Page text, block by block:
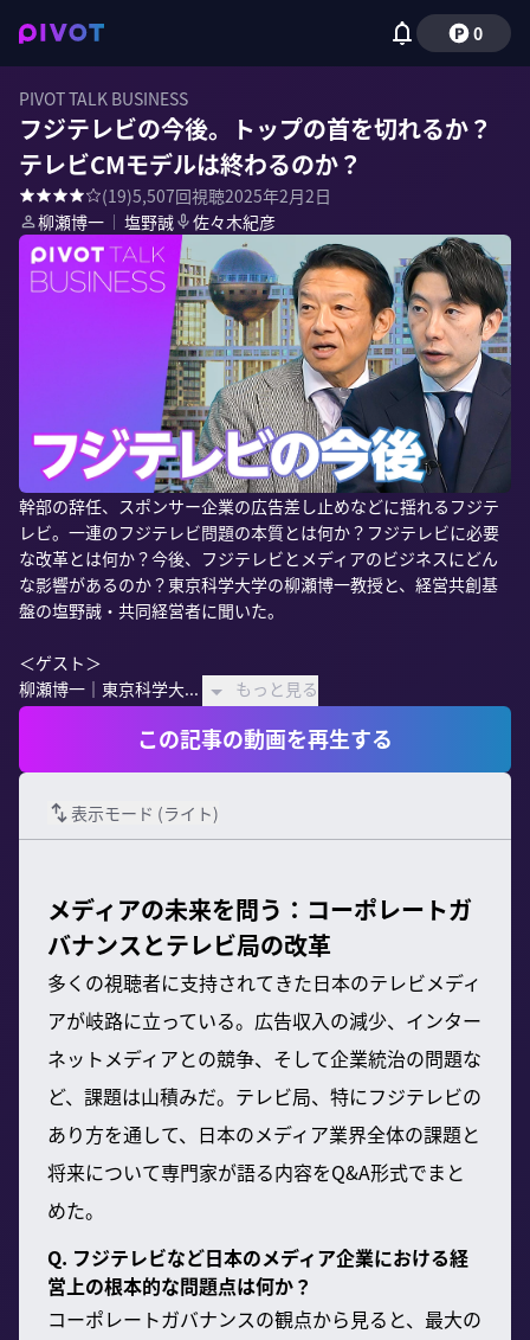
0
PIVOT TALK BUSINESS
フジテレビの今後。トップの首を切れるか？
テレビCMモデルは終わるのか？
(19)5,507回視聴2025年2月2日
柳瀬博一 ｜ 塩野誠 佐々木紀彦
幹部の辞任、スポンサー企業の広告差し止めなどに揺れるフジテ
レビ。一連のフジテレビ問題の本質とは何か？フジテレビに必要
な改革とは何か？今後、フジテレビとメディアのビジネスにどん
な影響があるのか？東京科学大学の柳瀬博一教授と、経営共創基
盤の塩野誠・共同経営者に聞いた。
＜ゲスト＞
柳瀬博一｜東京科学大...
もっと見る
この記事の動画を再生する
表示モード (ライト)
メディアの未来を問う：コーポレートガ
バナンスとテレビ局の改革
多くの視聴者に支持されてきた日本のテレビメディ
アが岐路に立っている。広告収入の減少、インター
ネットメディアとの競争、そして企業統治の問題な
ど、課題は山積みだ。テレビ局、特にフジテレビの
あり方を通して、日本のメディア業界全体の課題と
将来について専門家が語る内容をQ&A形式でまと
めた。
Q. フジテレビなど日本のメディア企業における経
営上の根本的な問題点は何か？
コーポレートガバナンスの観点から見ると、最大の